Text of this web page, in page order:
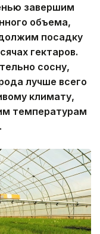
завершим
объема,
посадку
гектаров.
сосну,
лучше всего
климату,
температурам